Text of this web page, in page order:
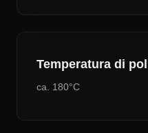
Temperatura di
ca. 180°C